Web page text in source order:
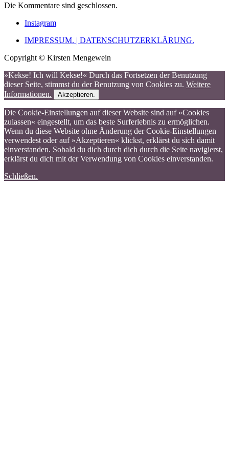
Die Kommentare sind geschlossen.
Instagram
IMPRESSUM. | DATENSCHUTZERKLÄRUNG.
Copyright © Kirsten Mengewein
»Kekse! Ich will Kekse!« Durch das Fortsetzen der Benutzung
dieser Seite, stimmst du der Benutzung von Cookies zu. Weitere
Informationen.
Akzeptieren.
Die Cookie-Einstellungen auf dieser Website sind auf »Cookies
zulassen« eingestellt, um das beste Surferlebnis zu ermöglichen.
Wenn du diese Website ohne Änderung der Cookie-Einstellungen
verwendest oder auf »Akzeptieren« klickst, erklärst du sich damit
einverstanden. Sobald du dich durch dich durch die Seite navigierst,
erklärst du dich mit der Verwendung von Cookies einverstanden.
Schließen.